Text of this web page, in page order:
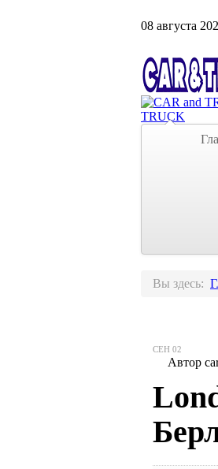
08 августа
TRUCK
Вы здесь:
СЕН 02
Автор